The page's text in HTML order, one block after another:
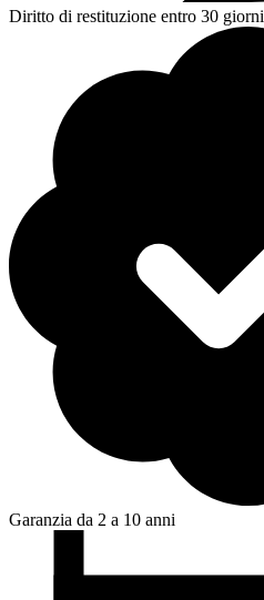
Diritto di restituzione entro 30 giorni
Garanzia da 2 a 10 anni